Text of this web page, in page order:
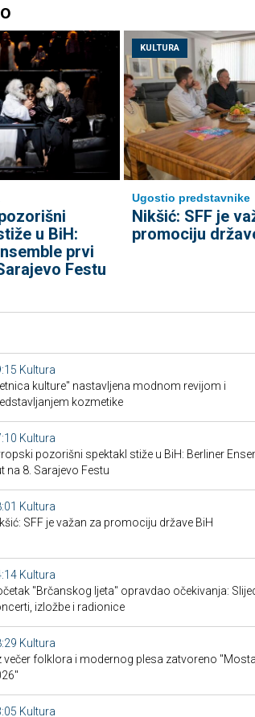
u BiH:
prvi
Festu
KULTURA
Ugostio predstavnike
Nikšić: SFF je
promociju
Kultura
kulture" nastavljena modnom revijom i
kozmetike
Kultura
pozorišni spektakl stiže u BiH: Berliner
na 8. Sarajevo Festu
Kultura
SFF je važan za promociju države BiH
Kultura
"Brčanskog ljeta" opravdao očekivanja:
izložbe i radionice
Kultura
večer folklora i modernog plesa zatvoreno
Kultura